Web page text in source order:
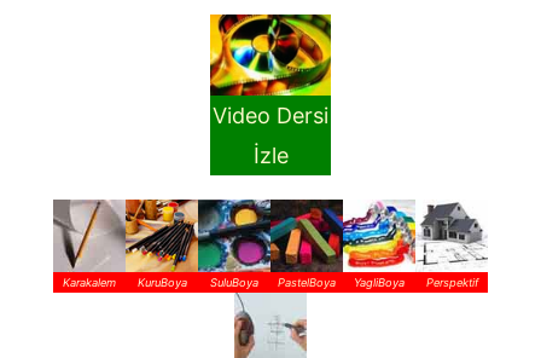
Video Dersi
İzle
Karakalem KuruBoya SuluBoya PastelBoya YagliBoya Perspektif